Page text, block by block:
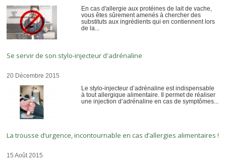
En cas d'allergie aux protéines de lait de vache,
vous êtes sûrement amenés à chercher des
substituts aux ingrédients qui en contiennent lors
de la...
Se servir de son stylo-injecteur d'adrénaline
20 Décembre 2015
Le stylo-injecteur d’adrénaline est indispensable
à tout allergique alimentaire. Il permet de réaliser
une injection d’adrénaline en cas de symptômes...
La trousse d’urgence, incontournable en cas d’allergies alimentaires !
15 Août 2015